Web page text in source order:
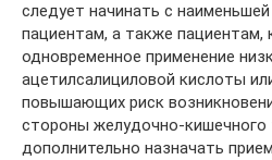
следует начинать с
пациентам, а также пациентам,
одновременное применение
ацетилсалициловой кислоты
повышающих риск
стороны желудочно-кишечного
дополнительно назначать